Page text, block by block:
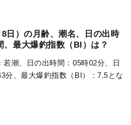
日）の月齢、潮名、日の出時
、最大爆釣指数（BI）は？
若潮、日の出時間：05時02分、日
分、最大爆釣指数（BI）：7.5とな